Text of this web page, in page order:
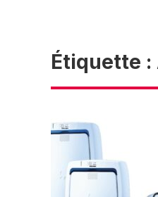
Étiquette :